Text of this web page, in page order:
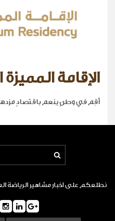
الإقامة
أقِم في وطنٍ ينعم باقتصادٍ
نطلعكم على اخبار مشاهير الرياضة